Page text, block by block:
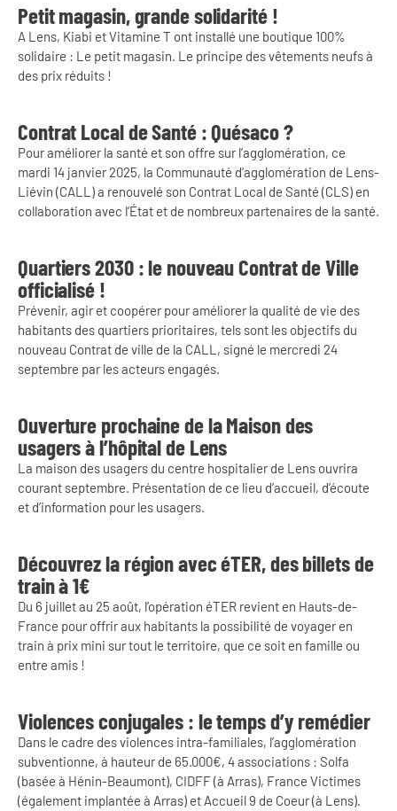
Petit magasin, grande solidarité !
A Lens, Kiabi et Vitamine T ont installé une boutique 100%
solidaire : Le petit magasin. Le principe des vêtements neufs à
des prix réduits !
Contrat Local de Santé : Quésaco ?
Pour améliorer la santé et son offre sur l’agglomération, ce
mardi 14 janvier 2025, la Communauté d’agglomération de Lens-
Liévin (CALL) a renouvelé son Contrat Local de Santé (CLS) en
collaboration avec l’État et de nombreux partenaires de la santé.
Quartiers 2030 : le nouveau Contrat de Ville
officialisé !
Prévenir, agir et coopérer pour améliorer la qualité de vie des
habitants des quartiers prioritaires, tels sont les objectifs du
nouveau Contrat de ville de la CALL, signé le mercredi 24
septembre par les acteurs engagés.
Ouverture prochaine de la Maison des
usagers à l’hôpital de Lens
La maison des usagers du centre hospitalier de Lens ouvrira
courant septembre. Présentation de ce lieu d’accueil, d’écoute
et d’information pour les usagers.
Découvrez la région avec éTER, des billets de
train à 1€
Du 6 juillet au 25 août, l’opération éTER revient en Hauts-de-
France pour offrir aux habitants la possibilité de voyager en
train à prix mini sur tout le territoire, que ce soit en famille ou
entre amis !
Violences conjugales : le temps d’y remédier
Dans le cadre des violences intra-familiales, l’agglomération
subventionne, à hauteur de 65.000€, 4 associations : Solfa
(basée à Hénin-Beaumont), CIDFF (à Arras), France Victimes
(également implantée à Arras) et Accueil 9 de Coeur (à Lens).